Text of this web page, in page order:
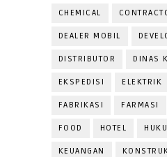
CHEMICAL
DEALER MOBIL
DISTRIBUTOR DINAS
EKSPEDISI ELEKTRIK
FABRIKASI FARMASI
FOOD HOTEL
KEUANGAN